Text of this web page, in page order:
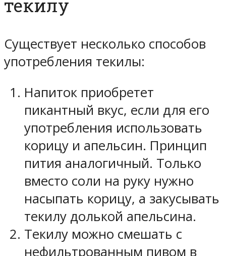
текилу
Существует несколько способов
употребления текилы:
Напиток приобретет
пикантный вкус, если для его
употребления использовать
корицу и апельсин. Принцип
пития аналогичный. Только
вместо соли на руку нужно
насыпать корицу, а закусывать
текилу долькой апельсина.
Текилу можно смешать с
нефильтрованным пивом в